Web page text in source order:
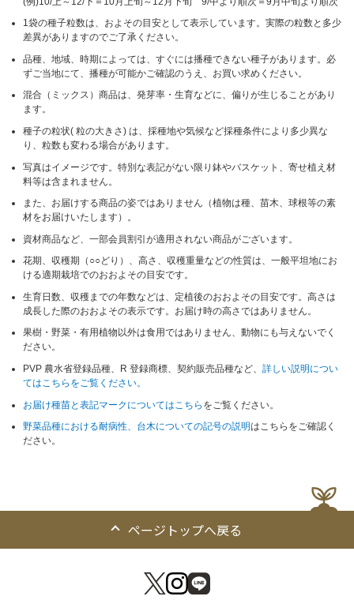
1袋の種子粒数は、およその目安として表示しています。実際の粒数と多少
差異がありますのでご了承ください。
品種、地域、時期によっては、すぐには播種できない種子があります。必
ずご当地にて、播種が可能かご確認のうえ、お買い求めください。
混合（ミックス）商品は、発芽率・生育などに、偏りが生じることがあり
ます。
種子の粒状( 粒の大きさ) は、採種地や気候など採種条件により多少異な
り、粒数も変わる場合があります。
写真はイメージです。特別な表記がない限り鉢やバスケット、寄せ植え材
料等は含まれません。
また、お届けする商品の姿ではありません（植物は種、苗木、球根等の素
材をお届けいたします）。
資材商品など、一部会員割引が適用されない商品がございます。
花期、収穫期（○○どり）、高さ、収穫重量などの性質は、一般平坦地にお
ける適期栽培でのおおよその目安です。
生育日数、収穫までの年数などは、定植後のおおよその目安です。高さは
成長した際のおおよその表示です。お届け時の高さではありません。
果樹・野菜・有用植物以外は食用ではありません、動物にも与えないでく
ださい。
PVP 農水省登録品種、R 登録商標、契約販売品種など、詳しい説明につい
てはこちらをご覧ください。
お届け種苗と表記マークについてはこちら をご覧ください。
野菜品種における耐病性、台木についての記号の説明はこちらをご確認く
ださい。
ページトップへ戻る